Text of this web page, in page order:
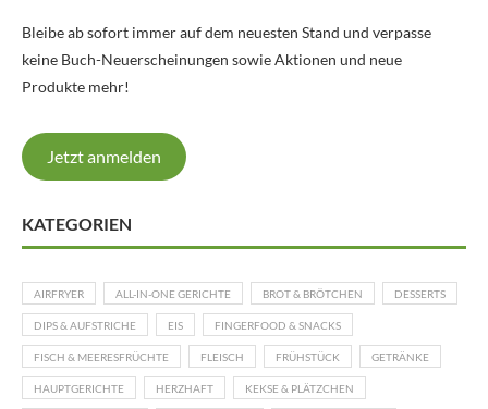
Bleibe ab sofort immer auf dem neuesten Stand und verpasse
keine Buch-Neuerscheinungen sowie Aktionen und neue
Produkte mehr!
Jetzt anmelden
KATEGORIEN
AIRFRYER ALL-IN-ONE GERICHTE BROT & BRÖTCHEN DESSERTS
DIPS & AUFSTRICHE EIS FINGERFOOD & SNACKS
FISCH & MEERESFRÜCHTE FLEISCH FRÜHSTÜCK GETRÄNKE
HAUPTGERICHTE HERZHAFT KEKSE & PLÄTZCHEN